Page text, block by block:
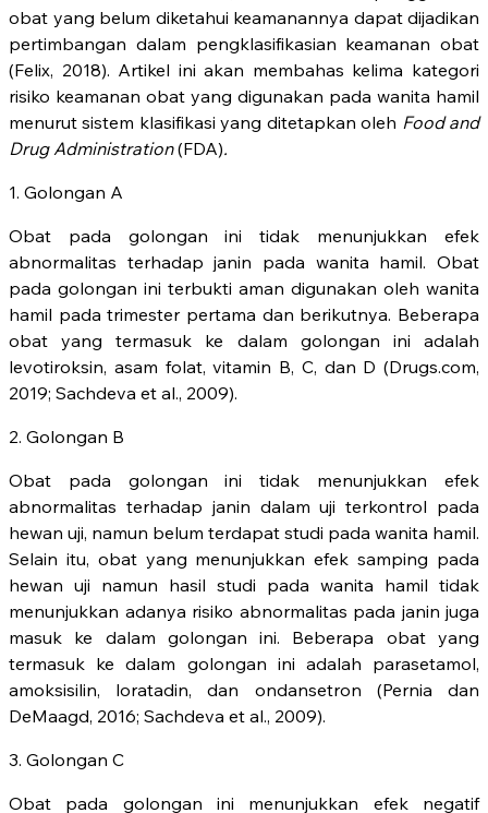
obat yang belum diketahui keamanannya dapat dijadikan
pertimbangan dalam pengklasifikasian keamanan obat
(Felix, 2018). Artikel ini akan membahas kelima kategori
risiko keamanan obat yang digunakan pada wanita hamil
menurut sistem klasifikasi yang ditetapkan oleh Food and
Drug Administration(FDA).
1. Golongan A
Obat pada golongan ini tidak menunjukkan efek
abnormalitas terhadap janin pada wanita hamil. Obat
pada golongan ini terbukti aman digunakan oleh wanita
hamil pada trimester pertama dan berikutnya. Beberapa
obat yang termasuk ke dalam golongan ini adalah
levotiroksin, asam folat, vitamin B, C, dan D (Drugs.com,
2019; Sachdeva et al., 2009).
2. Golongan B
Obat pada golongan ini tidak menunjukkan efek
abnormalitas terhadap janin dalam uji terkontrol pada
hewan uji, namun belum terdapat studi pada wanita hamil.
Selain itu, obat yang menunjukkan efek samping pada
hewan uji namun hasil studi pada wanita hamil tidak
menunjukkan adanya risiko abnormalitas pada janin juga
masuk ke dalam golongan ini. Beberapa obat yang
termasuk ke dalam golongan ini adalah parasetamol,
amoksisilin, loratadin, dan ondansetron (Pernia dan
DeMaagd, 2016; Sachdeva et al., 2009).
3. Golongan C
Obat pada golongan ini menunjukkan efek negatif